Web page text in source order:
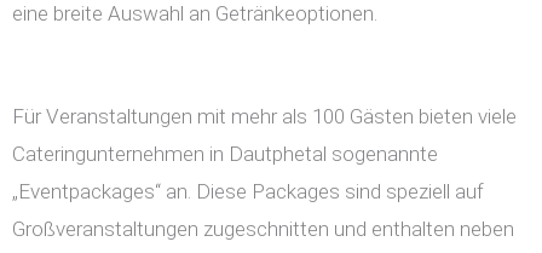
eine breite Auswahl an Getränkeoptionen.
Für Veranstaltungen mit mehr als 100 Gästen bieten viele
Cateringunternehmen in Dautphetal sogenannte
„Eventpackages“ an. Diese Packages sind speziell auf
Großveranstaltungen zugeschnitten und enthalten neben